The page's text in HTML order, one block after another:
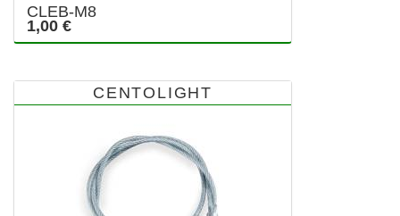
CLEB-M8
1,00 €
CENTOLIGHT